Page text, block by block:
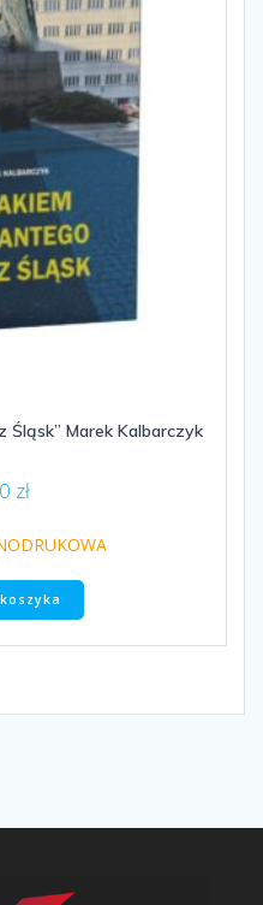
Śląsk” Marek Kalbarczyk
zł